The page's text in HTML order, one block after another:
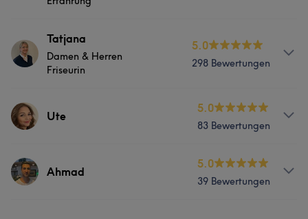
Services
Friseur
Was unsere Kunden über Serkan sagen
Herzlich
Tatjana
Damen & Herren
Friseurin
5.0
298 Bewertungen
Services
Was unsere Kunden über Tatjana sagen
Ute
5.0
83 Bewertungen
Services
Ahmad
5.0
39 Bewertungen